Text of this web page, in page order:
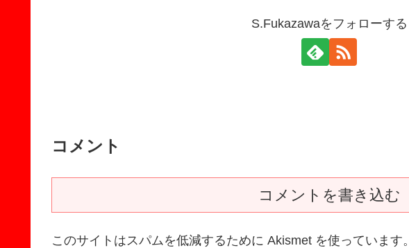
S.Fukazawaをフォローする
コメント
コメントを書き込む
このサイトはスパムを低減するために Akismet を使っています。